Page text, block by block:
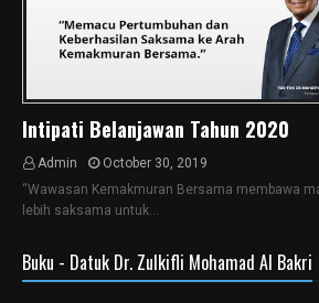
Intipati Belanjawan Tahun 2020
Admin
October 30, 2019
“Wawasan Kemakmuran Bersama membawa
lebih saksama untuk…
Buku - Datuk Dr. Zulkifli Mohamad Al Bakri